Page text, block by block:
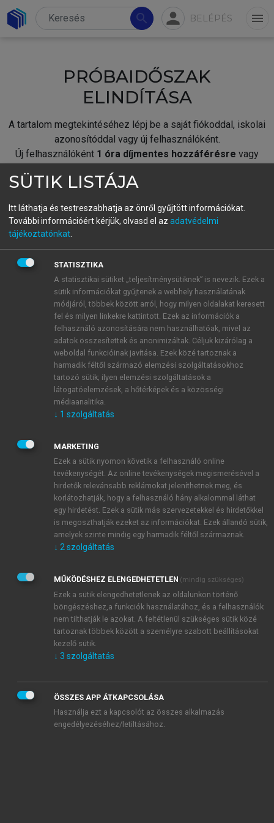
search person BELÉPÉS menu
PRÓBAIDŐSZAK
ELINDÍTÁSA
A tartalom megtekintéséhez lépj be a saját fiókoddal, iskolai
azonosítóddal vagy új felhasználóként.
Új felhasználóként 1 óra díjmentes hozzáférésre vagy
fiókoddal,vagy hozz létre új fiókot.
A regisztráció után apróbaidőszakautomatikusan
BELÉPÉS SAJÁT FIÓKKAL
ÚJ FIÓK LÉTREHOZÁSA
1 óra díjmentes hozzáférés
E-MAIL-CÍM
JELSZÓ
JELSZÓ ÚJRA
Kérek értesítést a MeRSZ újdonságairól, akcióiról.
Kérek értesítést az Akadémiai Kiadó Zrt. újdonságairól,
Adatkezelési tájékoztatóbanfoglaltakat tudomásul
veszem és elfogadom.
Általános vásárlási feltételeket, valamint a szotar.netés a
mersz.huoldalak licencszerződéseiben foglaltakat
tudomásul veszem és elfogadom.
KIPRÓBÁLOM
SÜTIK LISTÁJA
Itt láthatja és testreszabhatja az önről gyűjtött információkat.
További információért kérjük, olvasd el az adatvédelmi
tájékoztatónkat
STATISZTIKA
A statisztikai sütiket „teljesítménysütiknek” is nevezik. Ezek a
sütik információkat gyűjtenek a webhely használatának
módjáról, többek között arról, hogy milyen oldalakat keresett
fel és milyen linkekre kattintott. Ezek az információk a
felhasználó azonosítására nem használhatóak, mivel az
adatok összesítettek és anonimizáltak. Céljuk kizárólag a
weboldal funkcióinak javítása. Ezek közé tartoznak a
harmadik féltől származó elemzési szolgáltatásokhoz
tartozó sütik; ilyen elemzési szolgáltatások a
látogatóelemzések, a hőtérképek és a közösségi
médiaanalitika.
↓ 1 szolgáltatás
MARKETING
Ezek a sütik nyomon követik a felhasználó online
tevékenységét. Az online tevékenységek megismerésével a
hirdetők relevánsabb reklámokat jeleníthetnek meg, és
korlátozhatják, hogy a felhasználó hány alkalommal láthat
egy hirdetést. Ezek a sütik más szervezetekkel és hirdetőkkel
is megoszthatják ezeket az információkat. Ezek állandó sütik,
amelyek szinte mindig egy harmadik féltől származnak.
↓ 2 szolgáltatás
MŰKÖDÉSHEZ ELENGEDHETETLEN (mindig szükséges)
Ezek a sütik elengedhetetlenek az oldalunkon történő
böngészéshez,a funkciók használatához, és a felhasználók
nem tilthatják le azokat. A feltétlenül szükséges sütik közé
tartoznak többek között a személyre szabott beállításokat
kezelő sütik.
↓ 3 szolgáltatás
ÖSSZES APP ÁTKAPCSOLÁSA
Használja ezt a kapcsolót az összes alkalmazás
engedélyezéséhez/letiltásához.